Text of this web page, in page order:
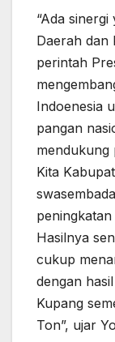
“Ada
Daerah dan
perintah
Indoenesia
pangan
mendukung
Kita
Hasilnya
cukup
dengan
Kupang
Ton”, ujar